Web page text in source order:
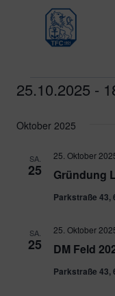
springen
25.10.2025 -
wählen.
Oktober 2025
SA.
25 Gründung
25. Oktober
Parkstraße 43,
SA.
25 DM Feld
25. Oktober
Parkstraße 43,